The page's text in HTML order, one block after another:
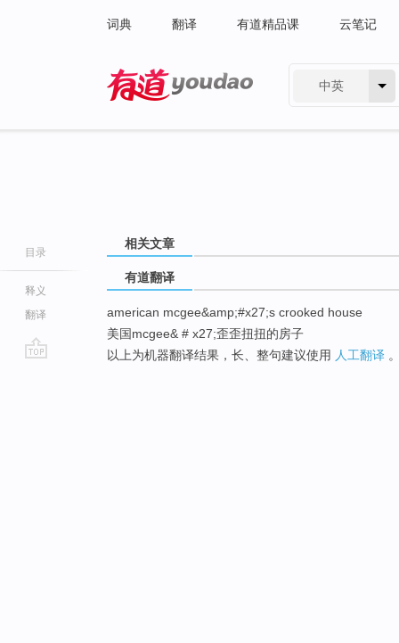
词典 翻译 有道精品课 云笔记
中英
目录
释义
翻译
相关文章
有道翻译
american mcgee&amp;#x27;s crooked house
美国mcgee& # x27;歪歪扭扭的房子
以上为机器翻译结果，长、整句建议使用 人工翻译